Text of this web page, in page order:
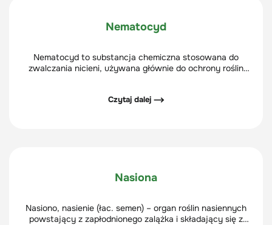
Nematocyd
Nematocyd to substancja chemiczna stosowana do
zwalczania nicieni, używana głównie do ochrony roślin
Czytaj dalej ⟶
Nasiona
Nasiono, nasienie (łac. semen) – organ roślin nasiennych
powstający z zapłodnionego zalążka i składający się z